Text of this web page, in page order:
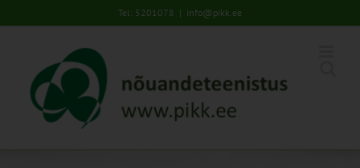
to
Tel: 5201078 | info@pikk.ee